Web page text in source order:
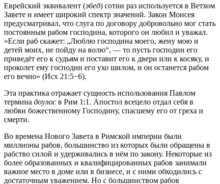
Еврейский эквивалент (эбед) сотни раз используется в Ветхом
Завете и имеет широкий спектр значений. Закон Моисея
предусматривал, что слуга по договору добровольно мог стать
постоянным рабом господина, которого он любил и уважал.
«Если раб скажет: „Люблю господина моего, жену мою и
детей моих, не пойду на волю“, — то пусть господин его
приведёт его к судьям и поставит его к двери или к косяку, и
проколет ему господин его ухо шилом, и он останется рабом
его вечно» (Исх 21:5−6).
Эта практика отражает сущность использования Павлом
термина доулос в Рим 1:1 . Апостол всецело отдал себя в
любви божественному Господину, спасшему его от греха и
смерти.
Во времена Нового Завета в Римской империи были
миллионы рабов, большинство из которых были обращены в
рабство силой и удерживались в нём по закону. Некоторые из
более образованных и квалифицированных рабов занимали
важное место в доме или в бизнесе, и с ними обходились с
достаточным уважением. Но с большинством рабов